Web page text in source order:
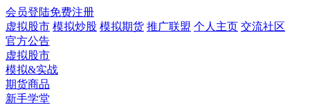
会员登陆免费注册
虚拟股市 模拟炒股 模拟期货 推广联盟 个人主页 交流社区
官方公告
虚拟股市
模拟&实战
期货商品
新手学堂